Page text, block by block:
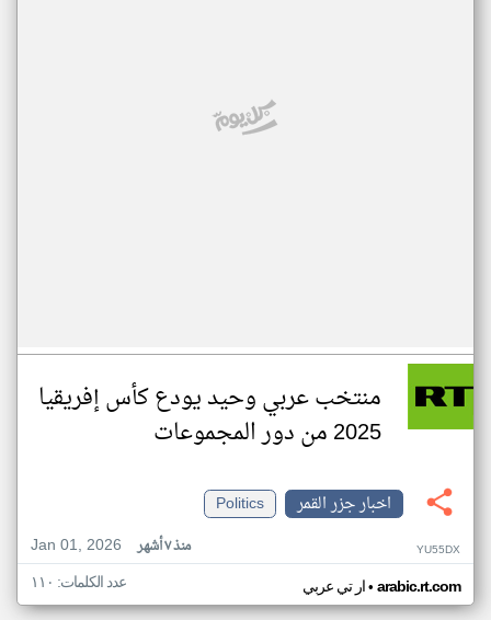
منتخب عربي وحيد يودع كأس إفريقيا
2025 من دور المجموعات
اخبار جزر القمر
Politics
Jan 01, 2026
منذ ٧ أشهر YU55DX
ار تي عربي• arabic.rt.com عدد الكلمات: ١١٠